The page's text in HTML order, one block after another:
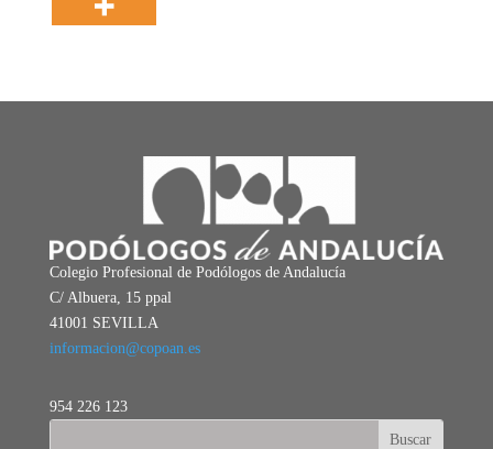
Colegio Profesional de Podólogos de Andalucía
C/ Albuera, 15 ppal
41001 SEVILLA
informacion@copoan.es
954 226 123